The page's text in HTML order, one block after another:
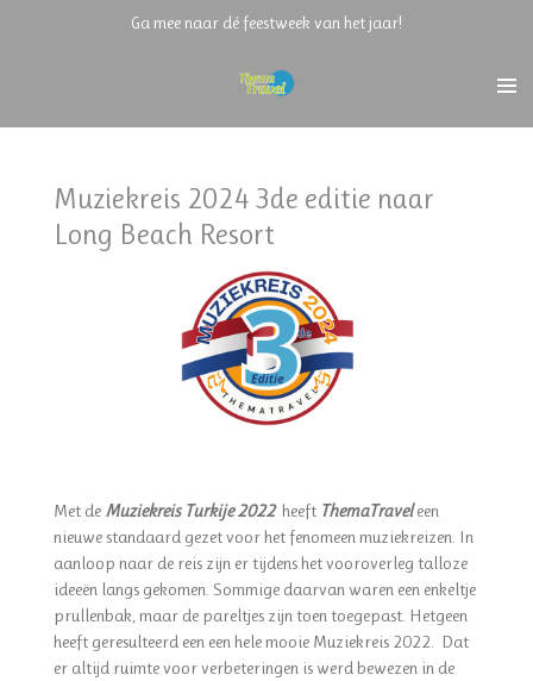
hoofdinhoud
Ga mee naar dé feestweek van het jaar!
Muziekreis 2024 3de editie naar
Long Beach Resort
Met de Muziekreis Turkije 2022 heeft ThemaTraveleen
nieuwe standaard gezet voor het fenomeen muziekreizen. In
aanloop naar de reis zijn er tijdens het vooroverleg talloze
ideeën langs gekomen. Sommige daarvan waren een enkeltje
prullenbak, maar de pareltjes zijn toen toegepast. Hetgeen
heeft geresulteerd een een hele mooie Muziekreis 2022. Dat
er altijd ruimte voor verbeteringen is werd bewezen in de